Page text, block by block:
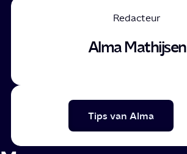
Redacteur
Alma Mathijsen
Tips van Alma